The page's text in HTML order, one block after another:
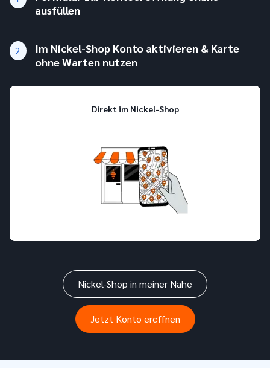
ausfüllen
2
Im Nickel-Shop Konto aktivieren & Karte
ohne Warten nutzen
Direkt im Nickel-Shop
Nickel-Shop in meiner Nähe
Jetzt Konto eröffnen